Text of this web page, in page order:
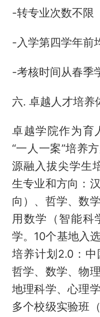
-转专业次数不限
-入学第四学年前
-考核时间从春季
六. 卓越人才培养
卓越学院作为育
“一人一案”培养
源融入拔尖学生
生专业和方向：
向）、哲学、数
用数学（智能科
学。10个基地入
培养计划2.0：中
哲学、数学、物
地理科学、心理
多个校级实验班